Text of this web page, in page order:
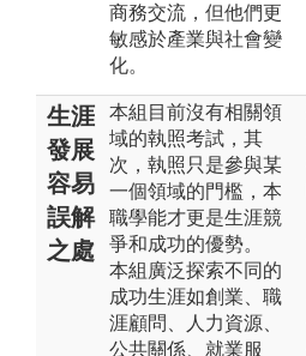
商務交流，但他們更
敏感於產業與社會變
化。
生涯
發展
容易
誤解
之處
本組目前沒有相關領
域的執照考試，其
次，執照只是參與某
一個領域的門檻，本
職學能才更是生涯競
爭和成功的優勢。
本組廣泛探索不同的
成功生涯如創業、職
涯顧問、人力資源、
公共關係、就業服